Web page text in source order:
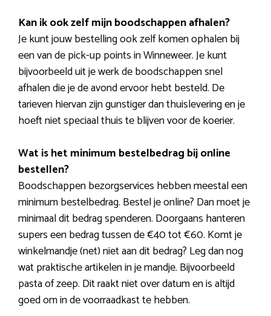
Kan ik ook zelf mijn boodschappen afhalen?
Je kunt jouw bestelling ook zelf komen ophalen bij
een van de pick-up points in Winneweer. Je kunt
bijvoorbeeld uit je werk de boodschappen snel
afhalen die je de avond ervoor hebt besteld. De
tarieven hiervan zijn gunstiger dan thuislevering en je
hoeft niet speciaal thuis te blijven voor de koerier.
Wat is het minimum bestelbedrag bij online
bestellen?
Boodschappen bezorgservices hebben meestal een
minimum bestelbedrag. Bestel je online? Dan moet je
minimaal dit bedrag spenderen. Doorgaans hanteren
supers een bedrag tussen de €40 tot €60. Komt je
winkelmandje (net) niet aan dit bedrag? Leg dan nog
wat praktische artikelen in je mandje. Bijvoorbeeld
pasta of zeep. Dit raakt niet over datum en is altijd
goed om in de voorraadkast te hebben.